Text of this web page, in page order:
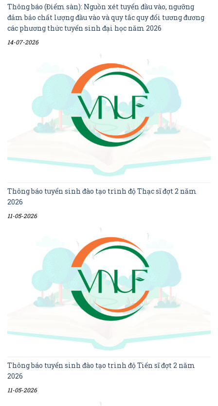
Thông báo (Điểm sàn): Nguồn xét tuyển đầu vào, ngưỡng
đảm bảo chất lượng đầu vào và quy tắc quy đổi tương đương
các phương thức tuyển sinh đại học năm 2026
14-07-2026
Thông báo tuyển sinh đào tạo trình độ Thạc sĩ đợt 2 năm
2026
11-05-2026
Thông báo tuyển sinh đào tạo trình độ Tiến sĩ đợt 2 năm
2026
11-05-2026